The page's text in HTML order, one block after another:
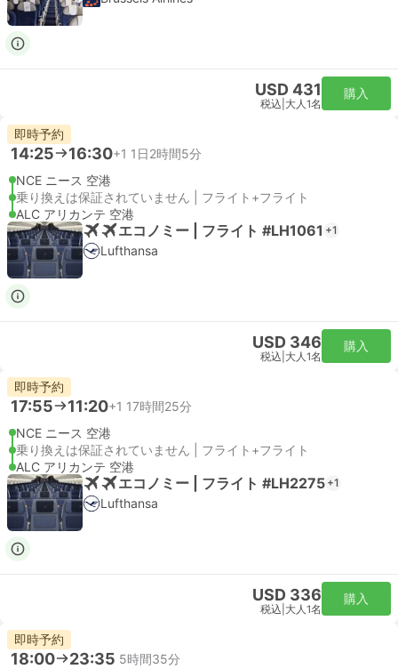
USD 431
税込 大人1名
購入
即時予約
14:25 16:30+1 1日2時間5分
NCE ニース 空港
乗り換えは保証されていません | フライト+フライト
ALC アリカンテ 空港
エコノミー | フライト #LH1061 +1
Lufthansa
USD 346
税込 大人1名
購入
即時予約
17:55 11:20+1 17時間25分
NCE ニース 空港
乗り換えは保証されていません | フライト+フライト
ALC アリカンテ 空港
エコノミー | フライト #LH2275 +1
Lufthansa
USD 336
税込 大人1名
購入
即時予約
18:00 23:35 5時間35分